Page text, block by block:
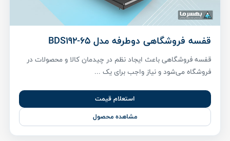
قفسه فروشگاهی دوطرفه مدل BDS192-65
قفسه فروشگاهی باعث ایجاد نظم در چیدمان کالا و محصولات در
فروشگاه می‌شود و نیاز واجب برای یک ...
استعلام قیمت
مشاهده محصول